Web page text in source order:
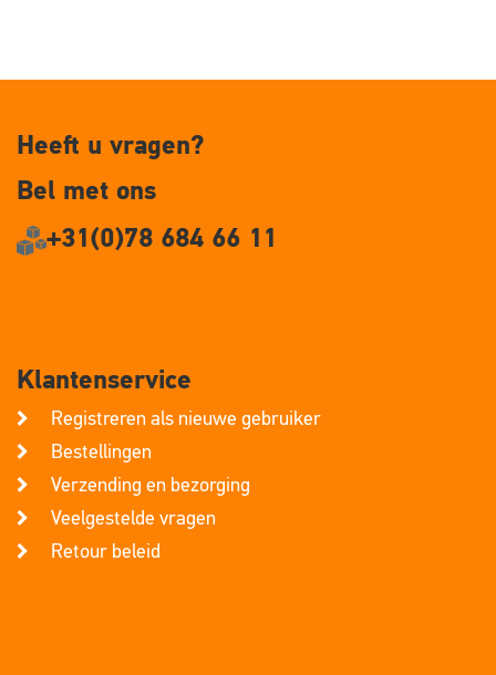
Heeft u vragen?
Bel met ons
+31(0)78 684 66 11
Klantenservice
Registreren als nieuwe gebruiker
Bestellingen
Verzending en bezorging
Veelgestelde vragen
Retour beleid